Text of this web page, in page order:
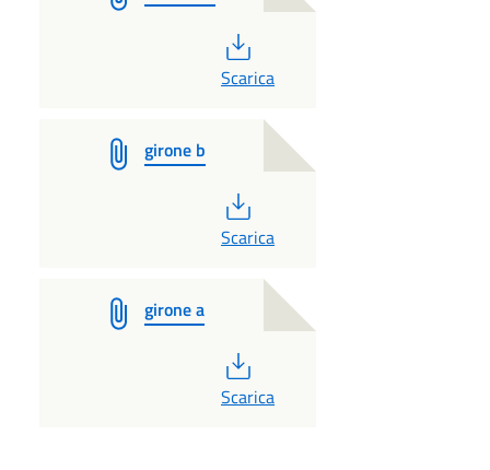
PDF
Scarica
girone b
PDF
Scarica
girone a
PDF
Scarica